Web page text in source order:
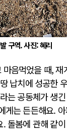
구역. 사진: 혜리
음먹었을 때,
납치에 성공한
는 공동체가 생
는 든든해요.
봄에 관해 같